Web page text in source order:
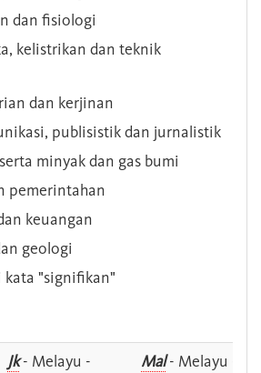
dan fisiologi
kelistrikan dan teknik
dan kerjinan
publisistik dan jurnalistik
minyak dan gas bumi
pemerintahan
keuangan
geologi
kata "signifikan"
Jk- Melayu -
Mal- Melayu -